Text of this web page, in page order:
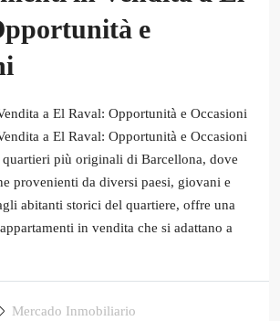
e
a El Raval: Opportunità e Occasioni
a El Raval: Opportunità e Occasioni
più originali di Barcellona, dove
provenienti da diversi paesi, giovani e
abitanti storici del quartiere, offre una
in vendita che si adattano a
Mercado Inmobiliario